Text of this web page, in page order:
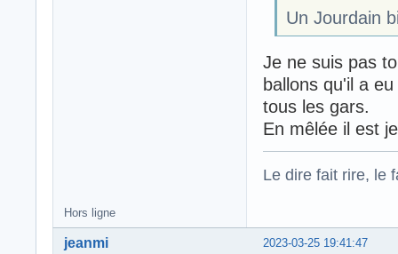
Un Jourdain
Je ne suis pas
ballons qu'il a
tous les gars.
En mêlée il est
Le dire fait rire, le
Hors ligne
2023-03-25 19:41:47
jeanmi